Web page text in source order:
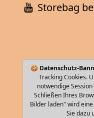
🍪 Datenschutz-
Tracking Cookies.
notwendige
Schließen Ihres
Bilder laden" wird
Sie dazu
Storebag